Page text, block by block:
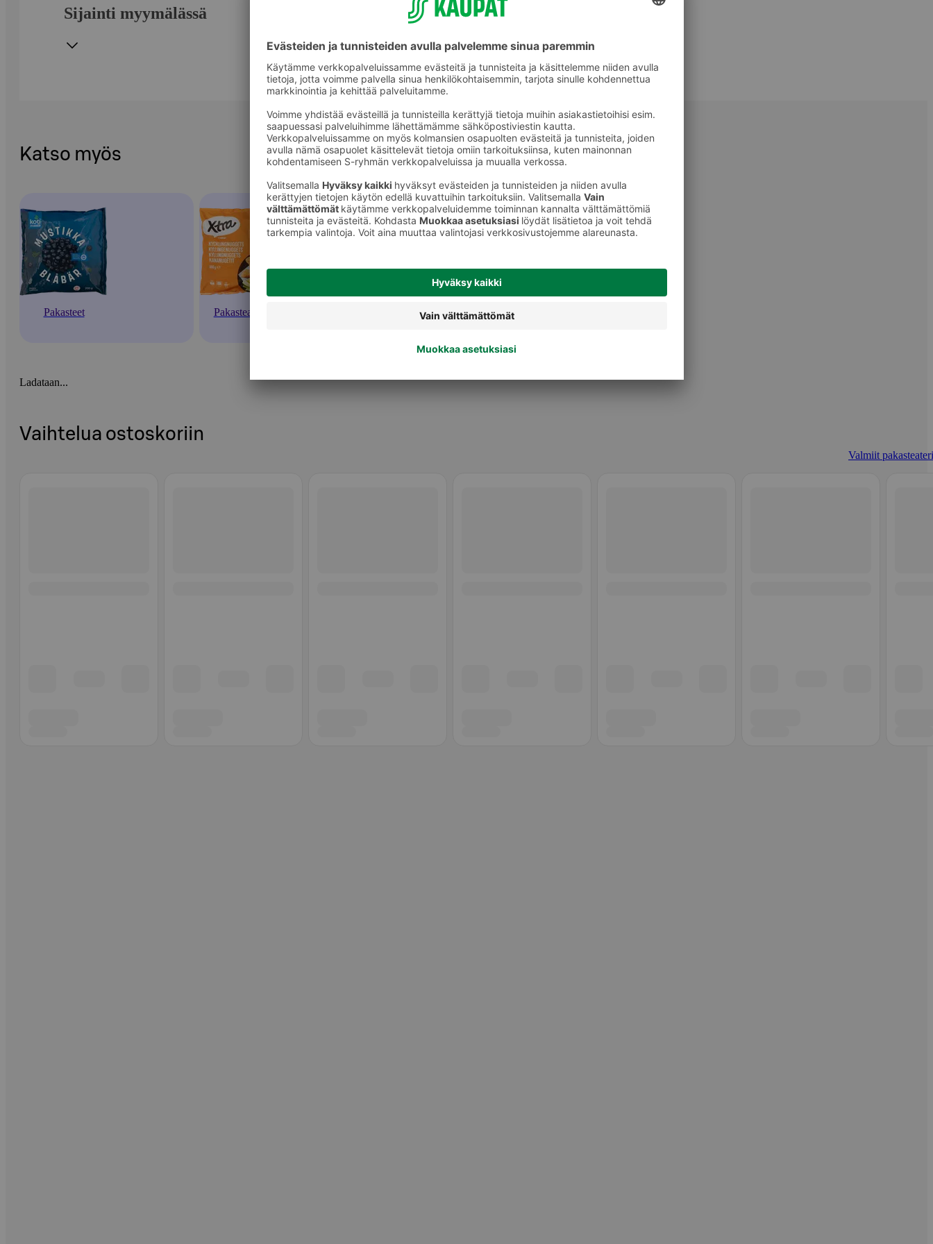
Sijainti myymälässä
Katso myös
Pakasteet Pakasteateriat Valmiit pakasteateriat
Ladataan...
Vaihtelua ostoskoriin
Valmiit